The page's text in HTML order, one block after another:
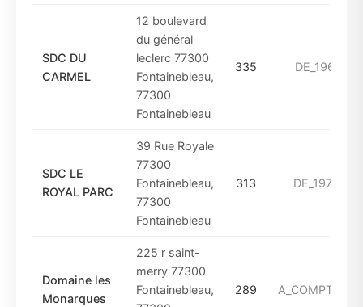
SDC DU
CARMEL
12 boulevard
du général
leclerc 77300
Fontainebleau,
77300
Fontainebleau
335
SDC LE
ROYAL PARC
39 Rue Royale
77300
Fontainebleau,
77300
Fontainebleau
313
Domaine les
Monarques
225 r saint-
merry 77300
Fontainebleau,
289